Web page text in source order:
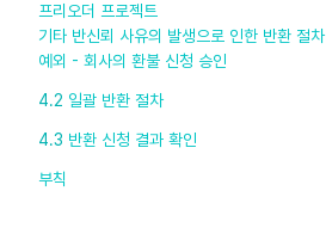
프리오더 프로젝트
기타 반신뢰 사유의 발생으로 인한 반환 절차
예외 - 회사의 환불 신청 승인
4.2 일괄 반환 절차
4.3 반환 신청 결과 확인
부칙